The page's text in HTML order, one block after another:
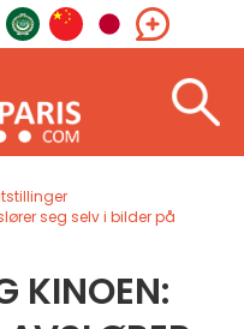
seg selv i bilder på
KINOEN: